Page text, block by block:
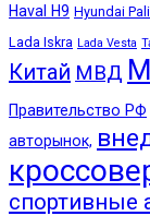
Haval H9 Hyundai
Lada Iskra Lada Vesta
Китай МВД
Правительство РФ
авторынок,
спортивные